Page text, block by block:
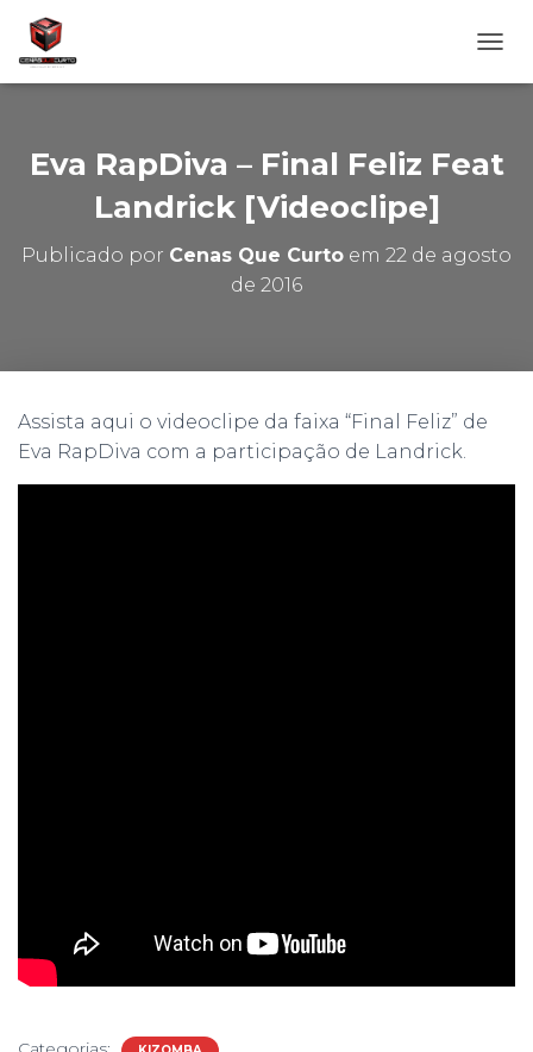
L
R
N
A
Ç
Eva RapDiva – Final Feliz Feat
Landrick [Videoclipe]
Publicado por Cenas Que Curto em 22 de agosto
de 2016
Assista aqui o videoclipe da faixa “Final Feliz” de
Eva RapDiva com a participação de Landrick.